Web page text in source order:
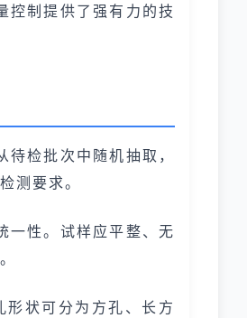
控制提供了强有力的技
检批次中随机抽取，
测要求。
一性。试样应平整、无
状可分为方孔、长方